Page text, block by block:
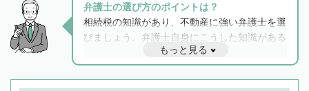
弁護士の選び方のポイントは？
相続税の知識があり、不動産に強い弁護士を選
びましょう。弁護士自身にこうした知識がある
と他士業との連携もスムーズに進み、トラブル
解決のみならず相続をトータルで任せることが
できます。また、相続は感情がからむ分野なの
もっと見る